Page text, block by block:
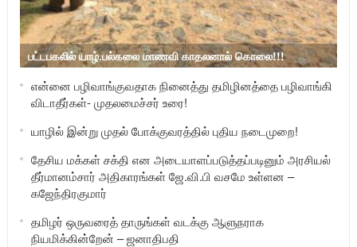
பட்டபகலில் யாழ்.பல்கலை மாணவி காதலனால் கொலை!!!
என்னை பழிவாங்குவதாக நினைத்து தமிழினத்தை பழிவாங்கி
விடாதீர்கள்- முதலமைச்சர் உரை!
யாழில் இன்று முதல் போக்குவரத்தில் புதிய நடைமுறை!
தேசிய மக்கள் சக்தி என அடையாளப்படுத்தப்படினும் அரசியல்
தீர்மானம்சார் அதிகாரங்கள் ஜே.வி.பி வசமே உள்ளன –
கஜேந்திரகுமார்
தமிழர் ஒருவரைத் தாருங்கள் வடக்கு ஆளுநராக
நியமிக்கின்றேன் – ஜனாதிபதி